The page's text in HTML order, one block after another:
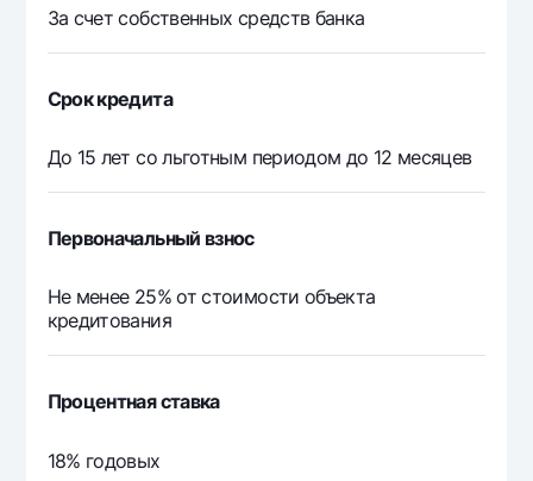
За счет собственных средств банка
Срок кредита
До 15 лет со льготным периодом до 12 месяцев
Первоначальный взнос
Не менее 25% от стоимости объекта
кредитования
Процентная ставка
18% годовых